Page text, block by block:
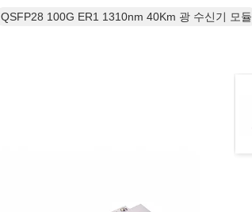
QSFP28 100G ER1 1310nm 40Km 광 수신기 모듈